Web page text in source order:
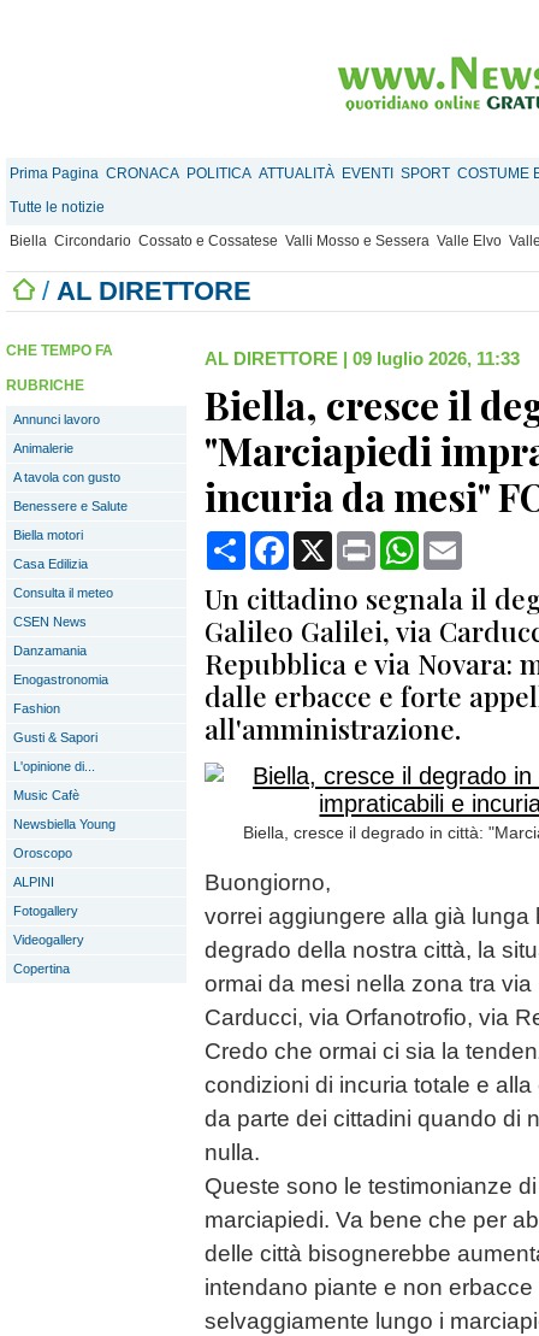
Prima Pagina CRONACA POLITICA ATTUALITÀ EVENTI SPORT COSTUME
Tutte le notizie
Biella Circondario Cossato e Cossatese Valli Mosso e Sessera Valle Elvo
/ AL DIRETTORE
CHE TEMPO FA
RUBRICHE
Annunci lavoro
Animalerie
A tavola con gusto
Benessere e Salute
Biella motori
Casa Edilizia
Consulta il meteo
CSEN News
Danzamania
Enogastronomia
Fashion
Gusti & Sapori
L'opinione di...
Music Cafè
Newsbiella Young
Oroscopo
ALPINI
Fotogallery
Videogallery
Copertina
AL DIRETTORE | 09 luglio 2026, 11:33
Biella, cresce il
"Marciapiedi
incuria da mesi"
CondividiFacebook
X Print WhatsApp
Un cittadino segnala il
Galileo Galilei, via
Repubblica e via Novara:
dalle erbacce e forte
all'amministrazione.
Biella, cresce il degrado in città:
Buongiorno,
vorrei aggiungere alla già
degrado della nostra città, la
ormai da mesi nella zona tra
Carducci, via Orfanotrofio, via
Credo che ormai ci sia la
condizioni di incuria totale e
da parte dei cittadini quando di
nulla.
Queste sono le testimonianze
marciapiedi. Va bene che per
delle città bisognerebbe
intendano piante e non
selvaggiamente lungo i